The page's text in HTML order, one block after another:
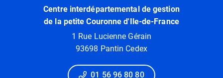
Centre interdépartemental de gestion
de la petite Couronne d'Ile-de-France
1 Rue Lucienne Gérain
93698 Pantin Cedex
01 56 96 80 80